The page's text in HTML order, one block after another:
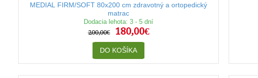
MEDIAL FIRM/SOFT 80x200 cm zdravotný a ortopedický
matrac
Dodacia lehota: 3 - 5 dní
200,00€
180,00€
DO KOŠÍKA